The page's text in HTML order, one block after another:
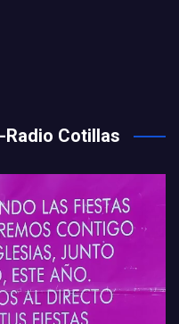
Radio Cotillas